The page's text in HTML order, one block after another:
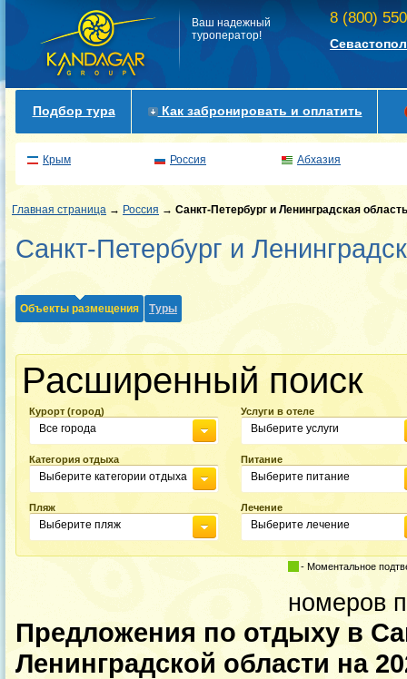
Ваш надежный
туроператор!
8 (800)
Подбор тура Как забронировать и оплатить
Крым Россия Абхазия
Главная страница → Россия → Санкт-Петербург и Ленинградская область
Санкт-Петербург и
Объекты размещения Туры
Расширенный поиск
Курорт (город)
Все города
Услуги в отеле
Выберите услуги
Категория отдыха
Выберите категории отдыха
Питание
Выберите питание
Пляж
Выберите пляж
Лечение
Выберите лечение
- Моментальное
номеров
Предложения по отдыху в
Ленинградской области на